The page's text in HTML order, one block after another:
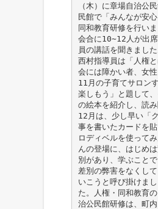
（木）に章場自治公
民館で「みんなが安
同和教育研修を行い
会合に10∼12人が出
員の講話を聞きました
西村指導員は「人権
会には障かい者、女
11月の子育てサロン
楽しもう」と題して
の絵本を紹介し、読
12月は、少し早い「
事を書いたカードを
ロディベルを使って
んの登場に、はじめ
別があり、学ぶことで
差別の弊害をなくして
いこうと呼び掛けまし
た。人権・同和教育の
治公民館研修は、町内